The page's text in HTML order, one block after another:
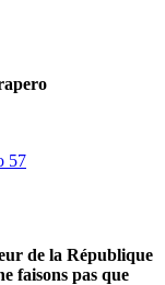
57
de la République
faisons pas que